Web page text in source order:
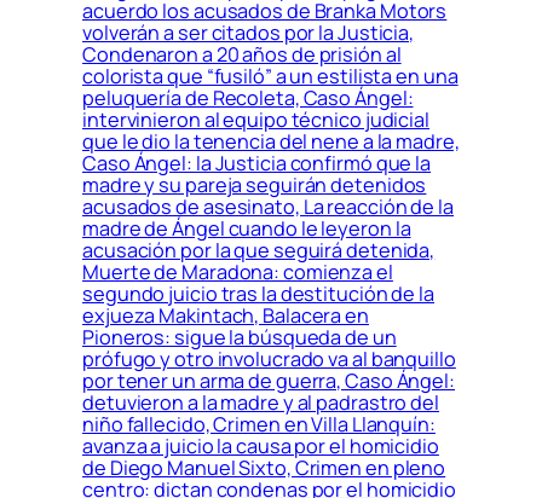
acuerdo los acusados de Branka Motors
volverán a ser citados por la Justicia,
Condenaron a 20 años de prisión al
colorista que “fusiló” a un estilista en una
peluquería de Recoleta, Caso Ángel:
intervinieron al equipo técnico judicial
que le dio la tenencia del nene a la madre,
Caso Ángel: la Justicia confirmó que la
madre y su pareja seguirán detenidos
acusados de asesinato, La reacción de la
madre de Ángel cuando le leyeron la
acusación por la que seguirá detenida,
Muerte de Maradona: comienza el
segundo juicio tras la destitución de la
exjueza Makintach, Balacera en
Pioneros: sigue la búsqueda de un
prófugo y otro involucrado va al banquillo
por tener un arma de guerra, Caso Ángel:
detuvieron a la madre y al padrastro del
niño fallecido, Crimen en Villa Llanquín:
avanza a juicio la causa por el homicidio
de Diego Manuel Sixto, Crimen en pleno
centro: dictan condenas por el homicidio